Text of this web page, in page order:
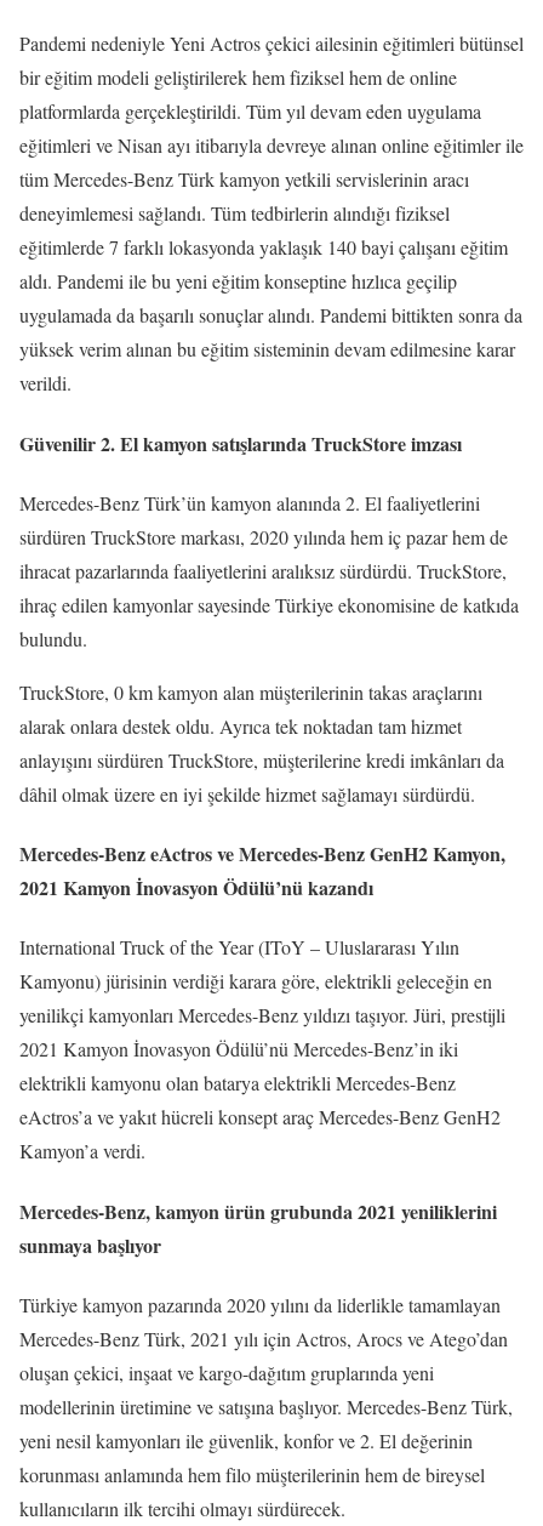
Pandemi nedeniyle Yeni Actros çekici ailesinin eğitimleri bütünsel
bir eğitim modeli geliştirilerek hem fiziksel hem de online
platformlarda gerçekleştirildi. Tüm yıl devam eden uygulama
eğitimleri ve Nisan ayı itibarıyla devreye alınan online eğitimler ile
tüm Mercedes-Benz Türk kamyon yetkili servislerinin aracı
deneyimlemesi sağlandı. Tüm tedbirlerin alındığı fiziksel
eğitimlerde 7 farklı lokasyonda yaklaşık 140 bayi çalışanı eğitim
aldı. Pandemi ile bu yeni eğitim konseptine hızlıca geçilip
uygulamada da başarılı sonuçlar alındı. Pandemi bittikten sonra da
yüksek verim alınan bu eğitim sisteminin devam edilmesine karar
verildi.
Güvenilir 2. El kamyon satışlarında TruckStore imzası
Mercedes-Benz Türk’ün kamyon alanında 2. El faaliyetlerini
sürdüren TruckStore markası, 2020 yılında hem iç pazar hem de
ihracat pazarlarında faaliyetlerini aralıksız sürdürdü. TruckStore,
ihraç edilen kamyonlar sayesinde Türkiye ekonomisine de katkıda
bulundu.
TruckStore, 0 km kamyon alan müşterilerinin takas araçlarını
alarak onlara destek oldu. Ayrıca tek noktadan tam hizmet
anlayışını sürdüren TruckStore, müşterilerine kredi imkânları da
dâhil olmak üzere en iyi şekilde hizmet sağlamayı sürdürdü.
Mercedes-Benz eActros ve Mercedes-Benz GenH2 Kamyon,
2021 Kamyon İnovasyon Ödülü’nü kazandı
International Truck of the Year (IToY – Uluslararası Yılın
Kamyonu) jürisinin verdiği karara göre, elektrikli geleceğin en
yenilikçi kamyonları Mercedes-Benz yıldızı taşıyor. Jüri, prestijli
2021 Kamyon İnovasyon Ödülü’nü Mercedes-Benz’in iki
elektrikli kamyonu olan batarya elektrikli Mercedes-Benz
eActros’a ve yakıt hücreli konsept araç Mercedes-Benz GenH2
Kamyon’a verdi.
Mercedes-Benz, kamyon ürün grubunda 2021 yeniliklerini
sunmaya başlıyor
Türkiye kamyon pazarında 2020 yılını da liderlikle tamamlayan
Mercedes-Benz Türk, 2021 yılı için Actros, Arocs ve Atego’dan
oluşan çekici, inşaat ve kargo-dağıtım gruplarında yeni
modellerinin üretimine ve satışına başlıyor. Mercedes-Benz Türk,
yeni nesil kamyonları ile güvenlik, konfor ve 2. El değerinin
korunması anlamında hem filo müşterilerinin hem de bireysel
kullanıcıların ilk tercihi olmayı sürdürecek.